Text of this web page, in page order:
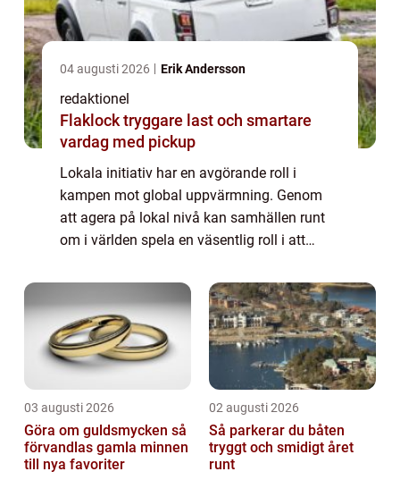
04 augusti 2026 Erik Andersson
redaktionel
Flaklock tryggare last och smartare
vardag med pickup
Lokala initiativ har en avgörande roll i
kampen mot global uppvärmning. Genom
att agera på lokal nivå kan samhällen runt
om i världen spela en väsentlig roll i att
fok...
03 augusti 2026
Göra om guldsmycken så
förvandlas gamla minnen
till nya favoriter
02 augusti 2026
Så parkerar du båten
tryggt och smidigt året
runt